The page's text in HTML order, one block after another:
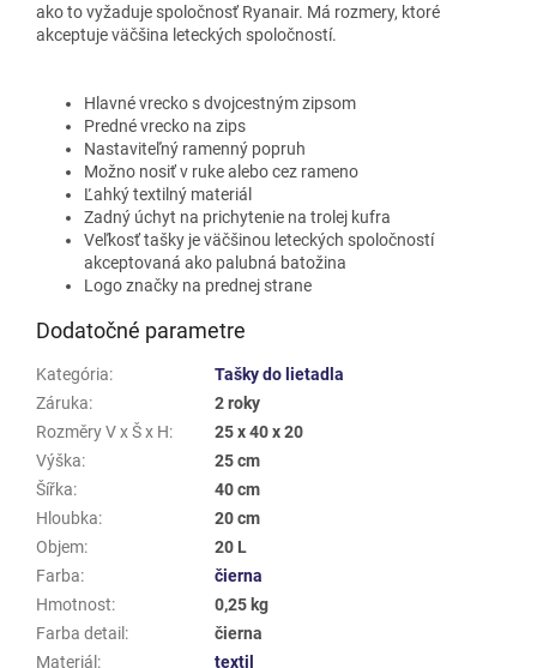
ako to vyžaduje spoločnosť Ryanair. Má rozmery, ktoré
akceptuje väčšina leteckých spoločností.
Hlavné vrecko s dvojcestným zipsom
Predné vrecko na zips
Nastaviteľný ramenný popruh
Možno nosiť v ruke alebo cez rameno
Ľahký textilný materiál
Zadný úchyt na prichytenie na trolej kufra
Veľkosť tašky je väčšinou leteckých spoločností
akceptovaná ako palubná batožina
Logo značky na prednej strane
Dodatočné parametre
Kategória:
Tašky do lietadla
Záruka:
2 roky
Rozměry V x Š x H:
25 x 40 x 20
Výška:
25 cm
Šířka:
40 cm
Hloubka:
20 cm
Objem:
20 L
Farba:
čierna
Hmotnost:
0,25 kg
Farba detail :
čierna
Materiál :
textil